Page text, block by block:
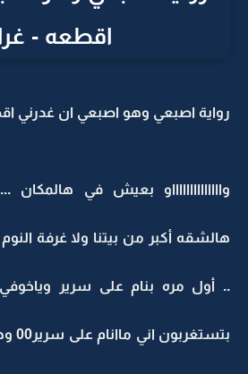
رواية اصبعي وهو اصبعي ان غدرني
وااااااااااااااو بعيش في
هالشقه أكبر من بيتنا ولا غرفة النوم
.. أول مره بنام على سرير